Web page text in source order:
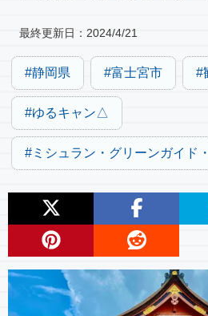
最終更新日： 2024/4/21
静岡県 富士宮市
ゆるキャン△
ミシュラン・グリーンガイド